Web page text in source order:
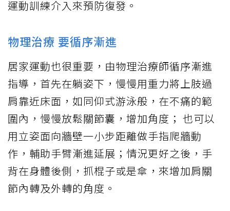
運動訓練介入來預防復發。
物理治療 要循序漸進
居家運動也很重要，由物理治療師循序漸進
指導，首先在躺姿下，慢慢用重力將上肢過
肩靠近床面，如同仰式游泳般，在不痛的範
圍內，慢慢放鬆關節囊，增加角度； 也可以
用立姿面向牆壁一小步距離做手指爬牆動
作，輔助手臂漸進延展；情況更好之後，手
背在身體後側，抓棍子或是傘，來增加肩關
節內轉及外轉的角度。